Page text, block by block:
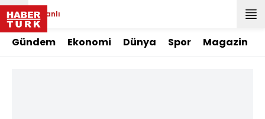
Canlı
Gündem Ekonomi Dünya Spor Magazin